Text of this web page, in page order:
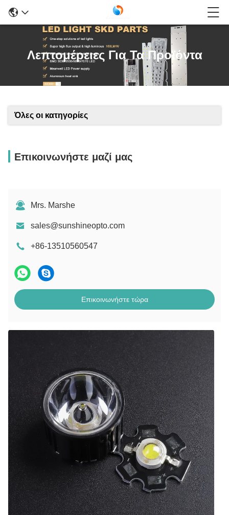
Λεπτομέρειες Για Τα Προϊόντα
Όλες οι κατηγορίες
Επικοινωνήστε μαζί μας
Mrs. Marshe
sales@sunshineopto.com
+86-13510560547
Επικοινωνήστε τώρα